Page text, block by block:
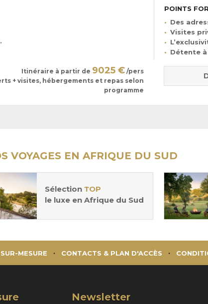
POINTS
Des
Visites
Détente à
Itinéraire à partir de 9025 €/pers
+ visites, hébergements et repas selon
programme
VOYAGES EN AFRIQUE DU SUD
SélectionTOP
le luxe en Afrique du Sud
MESURE CONTACTS & PLAN D'ACCÈS
Newsletter